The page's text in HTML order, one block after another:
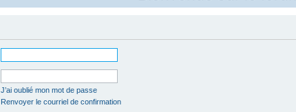
J’ai oublié mon mot de passe
Renvoyer le courriel de confirmation